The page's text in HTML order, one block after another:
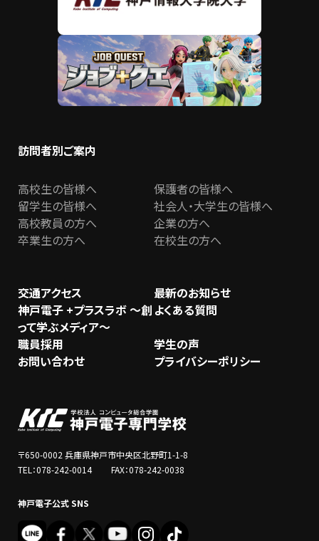
訪問者別ご案内
高校生の皆様へ
保護者の皆様へ
留学生の皆様へ
社会人・大学生の皆様へ
高校教員の方へ
企業の方へ
卒業生の方へ
在校生の方へ
交通アクセス
最新のお知らせ
神戸電子 +プラスラボ ～創
って学ぶメディア～
よくある質問
職員採用
学生の声
お問い合わせ
プライバシーポリシー
〒650-0002 兵庫県神戸市中央区北野町1-1-8
TEL：078-242-0014 FAX：078-242-0038
神戸電子公式 SNS